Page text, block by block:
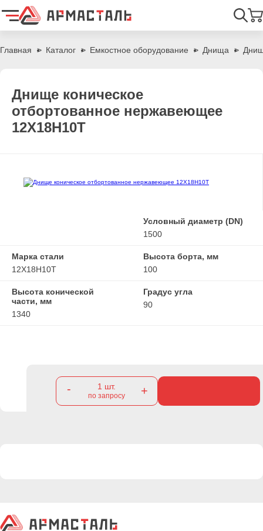
Главная
Каталог Емкостное оборудование Днища
Днище коническое
отбортованное нержавеющее
12Х18Н10Т
Условный диаметр (DN)
1500
Марка стали
12Х18Н10Т
Высота борта, мм
100
Высота конической
части, мм
1340
Градус угла
90
- 1 шт.
по запросу +